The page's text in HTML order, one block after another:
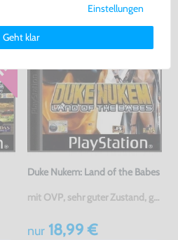
Duke Nukem: Land of the Babes
mit OVP, sehr guter Zustand, gebraucht
nur18,99 €
von uns verwendeten Cookies und
findest Du in unsererDaten­schutz­
.
Einstellungen
Geht klar